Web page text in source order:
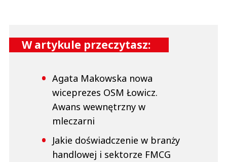
W artykule przeczytasz:
Agata Makowska nowa
wiceprezes OSM Łowicz.
Awans wewnętrzny w
mleczarni
Jakie doświadczenie w branży
handlowej i sektorze FMCG